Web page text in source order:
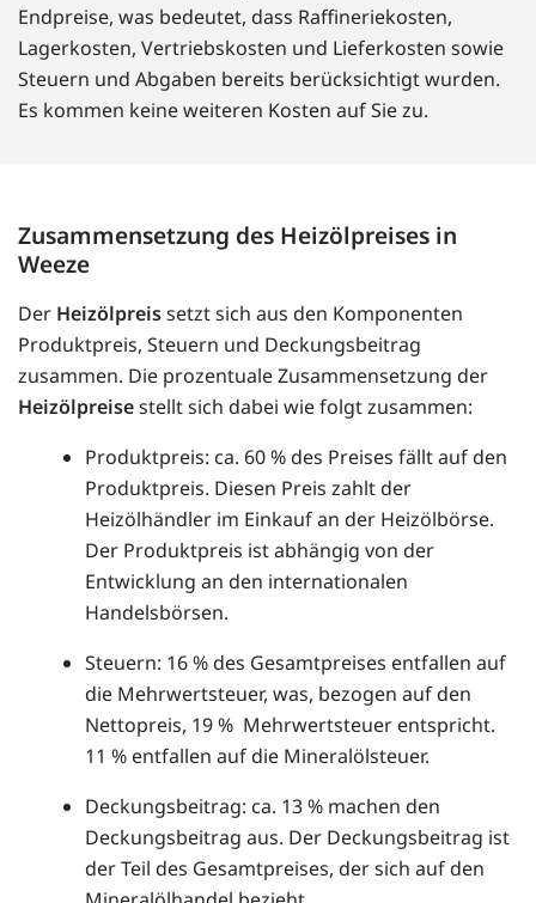
Endpreise, was bedeutet, dass Raffineriekosten,
Lagerkosten, Vertriebskosten und Lieferkosten sowie
Steuern und Abgaben bereits berücksichtigt wurden.
Es kommen keine weiteren Kosten auf Sie zu.
Zusammensetzung des Heizölpreises in
Weeze
Der Heizölpreissetzt sich aus den Komponenten
Produktpreis, Steuern und Deckungsbeitrag
zusammen. Die prozentuale Zusammensetzung der
Heizölpreisestellt sich dabei wie folgt zusammen:
Produktpreis: ca. 60 % des Preises fällt auf den
Produktpreis. Diesen Preis zahlt der
Heizölhändler im Einkauf an der Heizölbörse.
Der Produktpreis ist abhängig von der
Entwicklung an den internationalen
Handelsbörsen.
Steuern: 16 % des Gesamtpreises entfallen auf
die Mehrwertsteuer, was, bezogen auf den
Nettopreis, 19 % Mehrwertsteuer entspricht.
11 % entfallen auf die Mineralölsteuer.
Deckungsbeitrag: ca. 13 % machen den
Deckungsbeitrag aus. Der Deckungsbeitrag ist
der Teil des Gesamtpreises, der sich auf den